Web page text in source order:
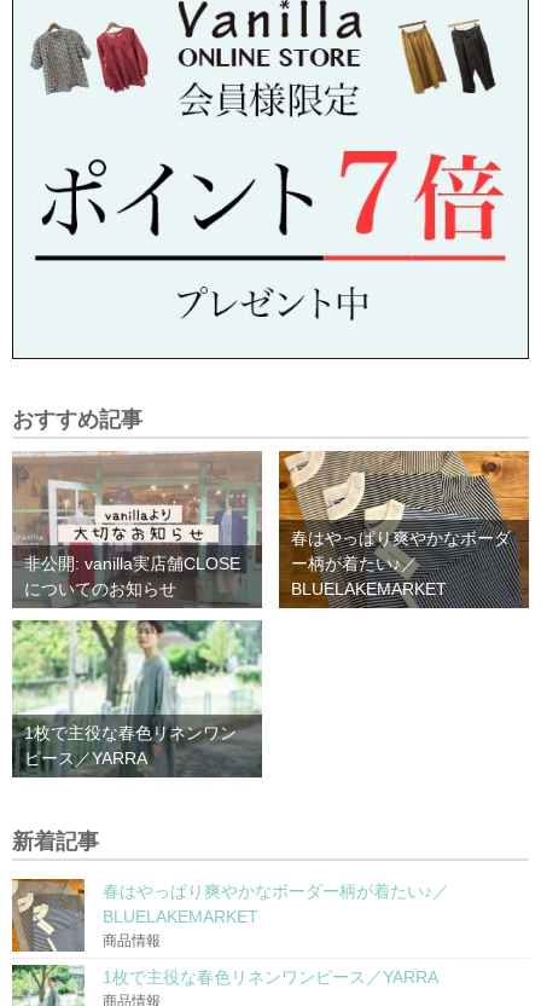
おすすめ記事
非公開: vanilla実店舗CLOSE
についてのお知らせ
春はやっぱり爽やかなボーダ
ー柄が着たい♪／
BLUELAKEMARKET
1枚で主役な春色リネンワン
ピース／YARRA
新着記事
春はやっぱり爽やかなボーダー柄が着たい♪／
BLUELAKEMARKET
商品情報
1枚で主役な春色リネンワンピース／YARRA
商品情報